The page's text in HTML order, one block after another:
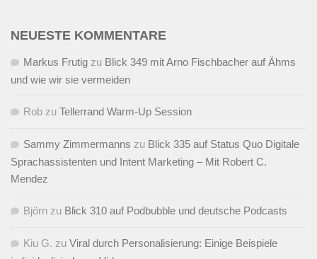
NEUESTE KOMMENTARE
Markus Frutig zu Blick 349 mit Arno Fischbacher auf Ähms
und wie wir sie vermeiden
Rob zu Tellerrand Warm-Up Session
Sammy Zimmermanns zu Blick 335 auf Status Quo Digitale
Sprachassistenten und Intent Marketing – Mit Robert C.
Mendez
Björn zu Blick 310 auf Podbubble und deutsche Podcasts
Kiu G. zu Viral durch Personalisierung: Einige Beispiele